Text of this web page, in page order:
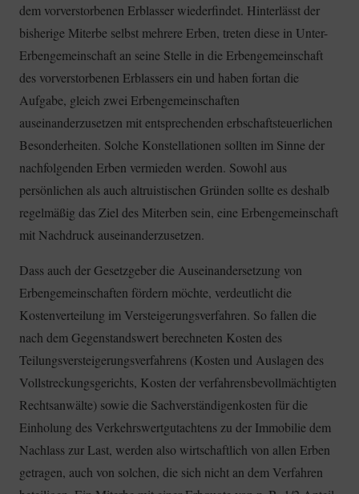
dem vorverstorbenen Erblasser wiederfindet. Hinterlässt der
bisherige Miterbe selbst mehrere Erben, treten diese in Unter-
Erbengemeinschaft an seine Stelle in die Erbengemeinschaft
des vorverstorbenen Erblassers ein und haben fortan die
Aufgabe, gleich zwei Erbengemeinschaften
auseinanderzusetzen mit entsprechenden erbschaftsteuerlichen
Besonderheiten. Solche Konstellationen sollten im Sinne der
nachfolgenden Erben vermieden werden. Sowohl aus
persönlichen als auch altruistischen Gründen sollte es deshalb
regelmäßig das Ziel des Miterben sein, eine Erbengemeinschaft
mit Nachdruck auseinanderzusetzen.
Dass auch der Gesetzgeber die Auseinandersetzung von
Erbengemeinschaften fördern möchte, verdeutlicht die
Kostenverteilung im Versteigerungsverfahren. So fallen die
nach dem Gegenstandswert berechneten Kosten des
Teilungsversteigerungsverfahrens (Kosten und Auslagen des
Vollstreckungsgerichts, Kosten der verfahrensbevollmächtigten
Rechtsanwälte) sowie die Sachverständigenkosten für die
Einholung des Verkehrswertgutachtens zu der Immobilie dem
Nachlass zur Last, werden also wirtschaftlich von allen Erben
getragen, auch von solchen, die sich nicht an dem Verfahren